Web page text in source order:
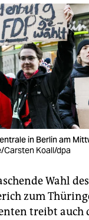
in Berlin am
Carsten Koall/dpa
Wahl
zum
treibt auch